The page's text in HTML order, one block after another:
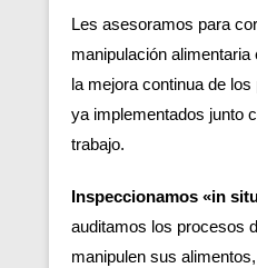
Les asesoramos para
manipulación
la mejora continua de
ya implementados junto
trabajo.
Inspeccionamos «in
auditamos los procesos
manipulen sus